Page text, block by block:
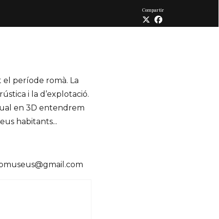
Compartir
període romà. La
i la d’explotació.
en 3D entendrem
habitants...